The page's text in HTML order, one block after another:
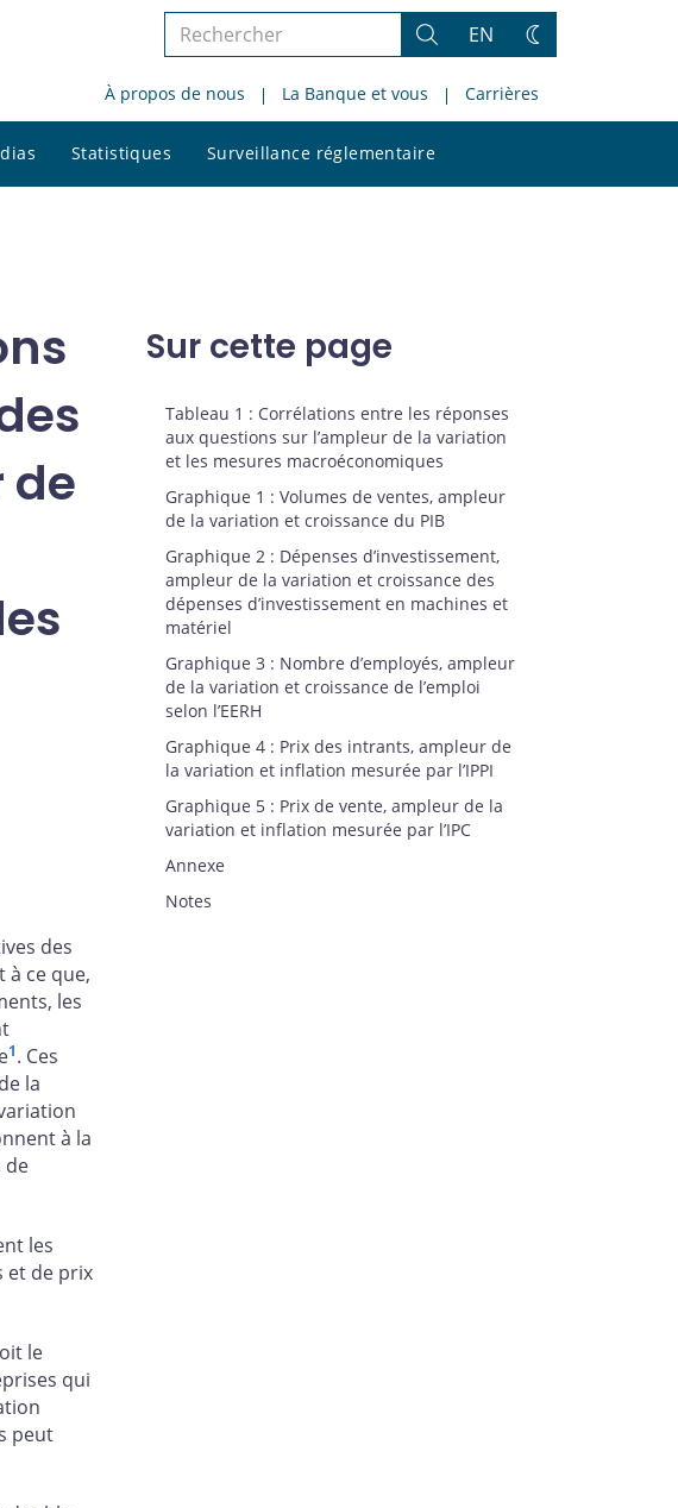
Rechercher
le
site
Rechercher
EN
Changez
thème
À propos de nous La Banque et vous Carrières
Statistiques Surveillance réglementaire
le
de
des
à ce que,
les
1. Ces
la
à la
de
les
et de prix
le
qui
peut
Sur cette page
Tableau 1 : Corrélations entre les réponses
aux questions sur l’ampleur de la variation
et les mesures macroéconomiques
Graphique 1 : Volumes de ventes, ampleur
de la variation et croissance du PIB
Graphique 2 : Dépenses d’investissement,
ampleur de la variation et croissance des
dépenses d’investissement en machines et
matériel
Graphique 3 : Nombre d’employés, ampleur
de la variation et croissance de l’emploi
selon l’EERH
Graphique 4 : Prix des intrants, ampleur de
la variation et inflation mesurée par l’IPPI
Graphique 5 : Prix de vente, ampleur de la
variation et inflation mesurée par l’IPC
Annexe
Notes